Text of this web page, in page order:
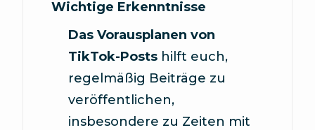
Wichtige Erkenntnisse
Das Vorausplanen von
TikTok-Posts hilft euch,
regelmäßig Beiträge zu
veröffentlichen,
insbesondere zu Zeiten mit